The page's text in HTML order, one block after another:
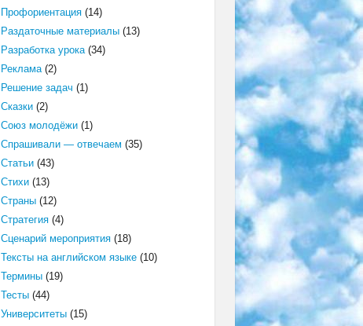
Профориентация(14)
Раздаточные материалы(13)
Разработка урока(34)
Реклама(2)
Решение задач (1)
Сказки(2)
Союз молодёжи(1)
Спрашивали — отвечаем (35)
Статьи(43)
Стихи(13)
Страны(12)
Стратегия(4)
Сценарий мероприятия(18)
Тексты на английском языке(10)
Термины(19)
Тесты(44)
Университеты(15)